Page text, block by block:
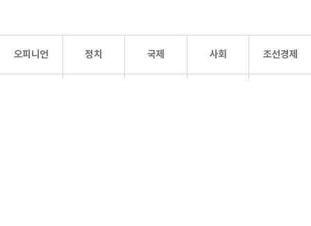
오피니언 정치 국제 사회 조선경제